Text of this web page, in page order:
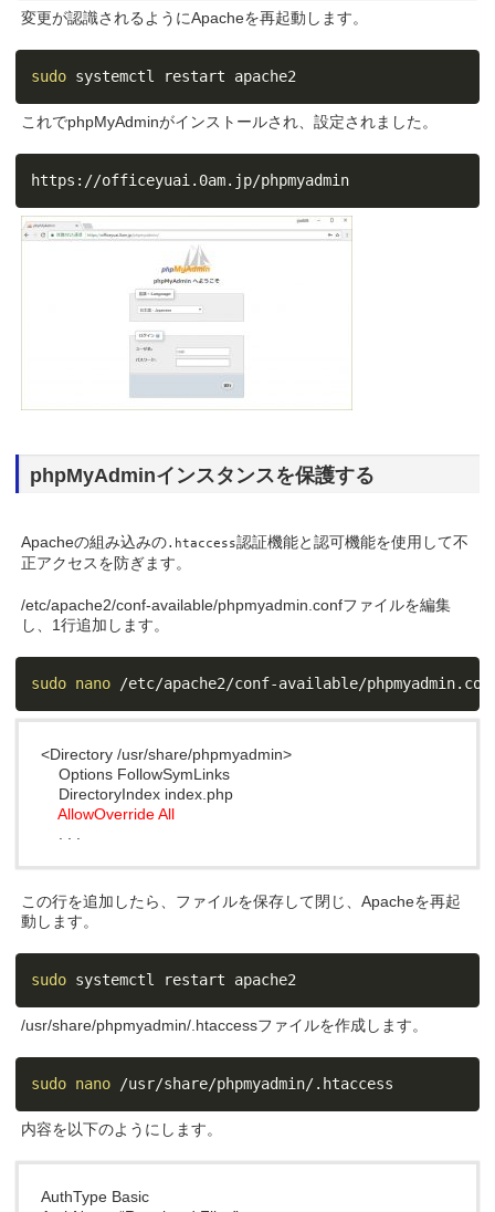
変更が認識されるようにApacheを再起動します。
sudo systemctl restart apache2
これでphpMyAdminがインストールされ、設定されました。
https://officeyuai.0am.jp/phpmyadmin
phpMyAdminインスタンスを保護する
Apacheの組み込みの.htaccess認証機能と認可機能を使用して不
正アクセスを防ぎます。
/etc/apache2/conf-available/phpmyadmin.confファイルを編集
し、1行追加します。
sudo nano /etc/apache2/conf-available/
<Directory /usr/share/phpmyadmin>
Options FollowSymLinks
DirectoryIndex index.php
AllowOverride All
この行を追加したら、ファイルを保存して閉じ、Apacheを再起
動します。
sudo systemctl restart apache2
/usr/share/phpmyadmin/.htaccessファイルを作成します。
sudo nano /usr/share/phpmyadmin/.htaccess
内容を以下のようにします。
AuthType Basic